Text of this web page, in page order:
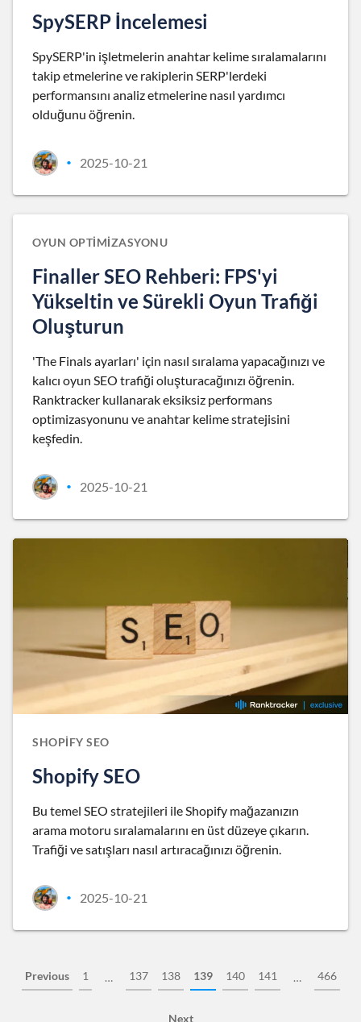
SpySERP İncelemesi
SpySERP'in işletmelerin anahtar kelime sıralamalarını
takip etmelerine ve rakiplerin SERP'lerdeki
performansını analiz etmelerine nasıl yardımcı
olduğunu öğrenin.
• 2025-10-21
OYUN OPTIMIZASYONU
Finaller SEO Rehberi: FPS'yi
Yükseltin ve Sürekli Oyun Trafiği
Oluşturun
'The Finals ayarları' için nasıl sıralama yapacağınızı ve
kalıcı oyun SEO trafiği oluşturacağınızı öğrenin.
Ranktracker kullanarak eksiksiz performans
optimizasyonunu ve anahtar kelime stratejisini
keşfedin.
• 2025-10-21
SHOPIFY SEO
Shopify SEO
Bu temel SEO stratejileri ile Shopify mağazanızın
arama motoru sıralamalarını en üst düzeye çıkarın.
Trafiği ve satışları nasıl artıracağınızı öğrenin.
• 2025-10-21
Previous 1 … 137 138 139 140 141 … 466
Next